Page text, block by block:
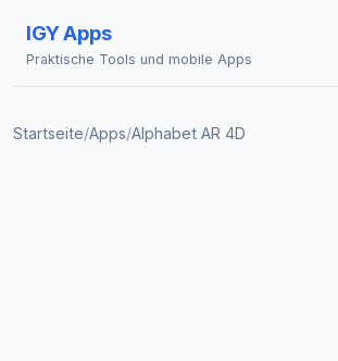
IGY Apps
Praktische Tools und mobile Apps
Startseite/Apps/Alphabet AR 4D